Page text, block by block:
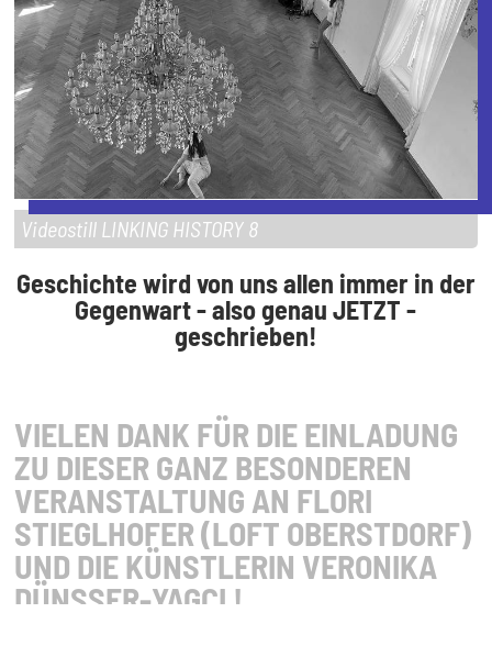
Videostill LINKING HISTORY 8
Geschichte wird von uns allen immer in der
Gegenwart - also genau JETZT -
geschrieben!
VIELEN DANK FÜR DIE EINLADUNG
ZU DIESER GANZ BESONDEREN
VERANSTALTUNG AN FLORI
STIEGLHOFER (LOFT OBERSTDORF)
UND DIE KÜNSTLERIN VERONIKA
DÜNSSER-YAGCI !